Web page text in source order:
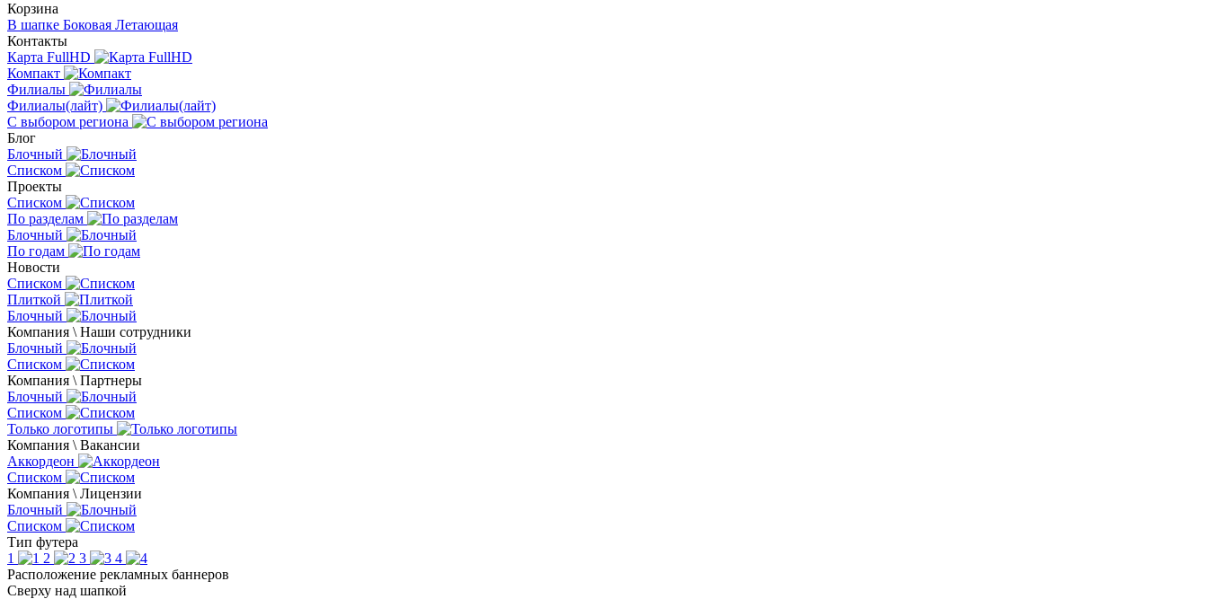
Корзина
В шапке Боковая Летающая
Контакты
Карта FullHD
Компакт
Филиалы
Филиалы(лайт)
С выбором региона
Блог
Блочный
Списком
Проекты
Списком
По разделам
Блочный
По годам
Новости
Списком
Плиткой
Блочный
Компания \ Наши сотрудники
Блочный
Списком
Компания \ Партнеры
Блочный
Списком
Только логотипы
Компания \ Вакансии
Аккордеон
Списком
Компания \ Лицензии
Блочный
Списком
Тип футера
1
2 3
4
Расположение рекламных баннеров
Сверху над шапкой